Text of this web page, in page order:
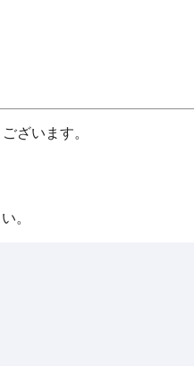
ざいます。
。